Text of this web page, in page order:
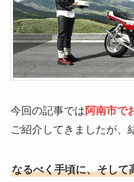
今回の記事では 阿南市で
ご紹介してきましたが、
なるべく手頃に、そして